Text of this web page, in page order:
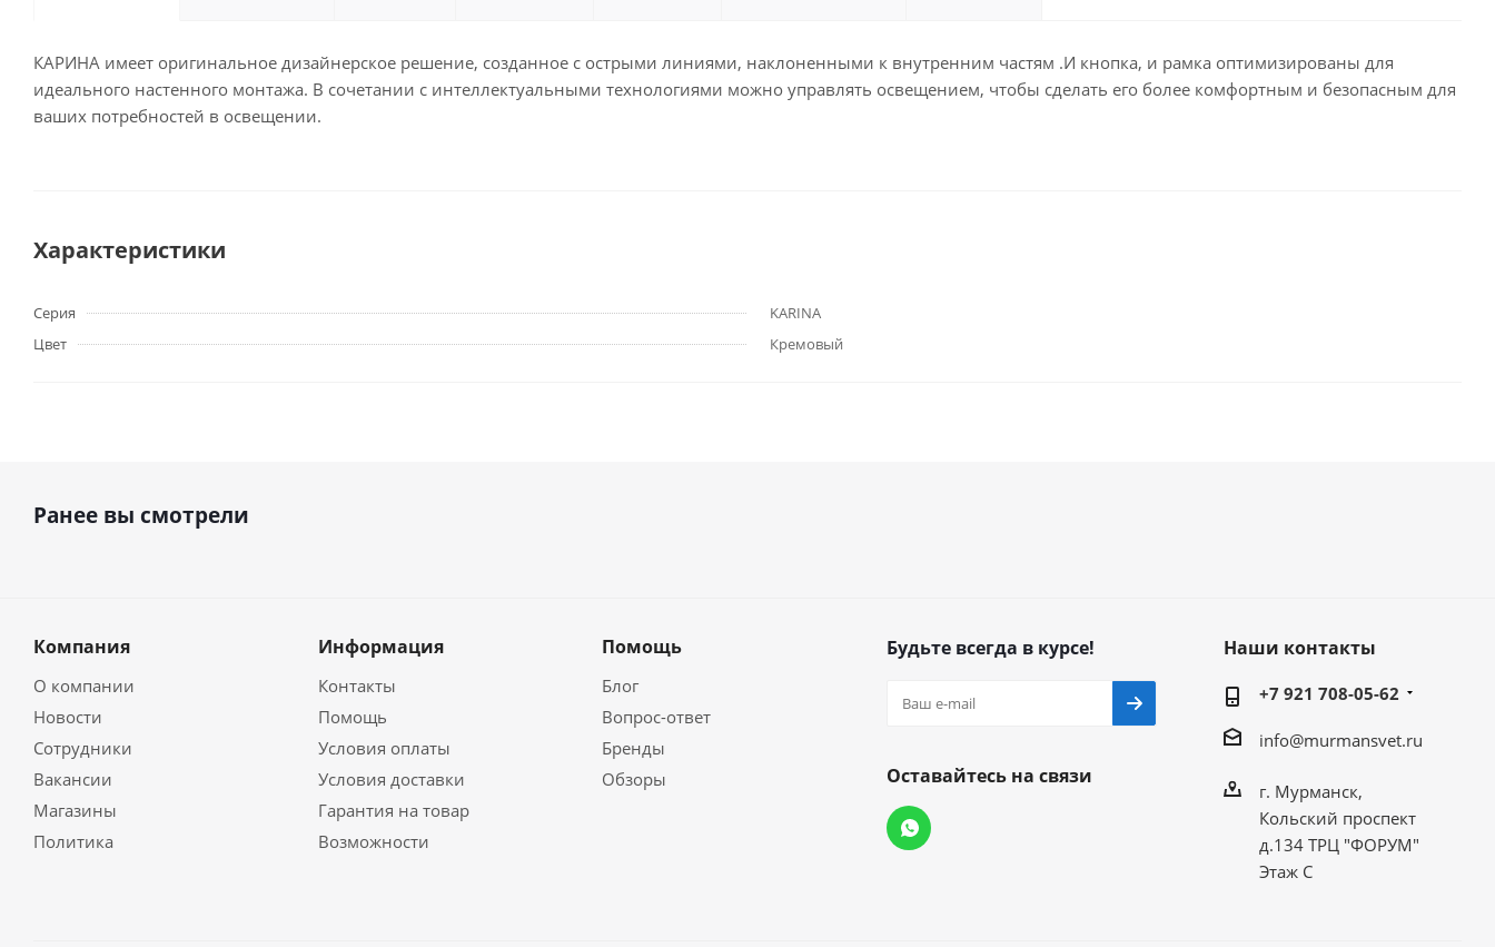
КАРИНА имеет оригинальное дизайнерское решение, созданное с острыми линиями, наклоненными к внутренним частям .И кнопка, и рамка оптимизированы для
идеального настенного монтажа. В сочетании с интеллектуальными технологиями можно управлять освещением, чтобы сделать его более комфортным и безопасным для
ваших потребностей в освещении.
Характеристики
Серия
KARINA
Цвет
Кремовый
Ранее вы смотрели
Компания
О компании
Новости
Сотрудники
Вакансии
Магазины
Политика
Информация
Контакты
Помощь
Условия оплаты
Условия доставки
Гарантия на товар
Возможности
Помощь
Блог
Вопрос-ответ
Бренды
Обзоры
Будьте всегда в курсе!
Оставайтесь на связи
Наши контакты
+7 921 708-05-62
info@murmansvet.ru
г. Мурманск,
Кольский проспект
д.134 ТРЦ "ФОРУМ"
Этаж С